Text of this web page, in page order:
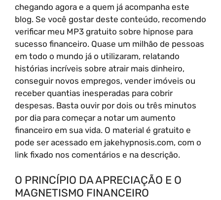
chegando agora e a quem já acompanha este
blog. Se você gostar deste conteúdo, recomendo
verificar meu MP3 gratuito sobre hipnose para
sucesso financeiro. Quase um milhão de pessoas
em todo o mundo já o utilizaram, relatando
histórias incríveis sobre atrair mais dinheiro,
conseguir novos empregos, vender imóveis ou
receber quantias inesperadas para cobrir
despesas. Basta ouvir por dois ou três minutos
por dia para começar a notar um aumento
financeiro em sua vida. O material é gratuito e
pode ser acessado em jakehypnosis.com, com o
link fixado nos comentários e na descrição.
O PRINCÍPIO DA APRECIAÇÃO E O
MAGNETISMO FINANCEIRO